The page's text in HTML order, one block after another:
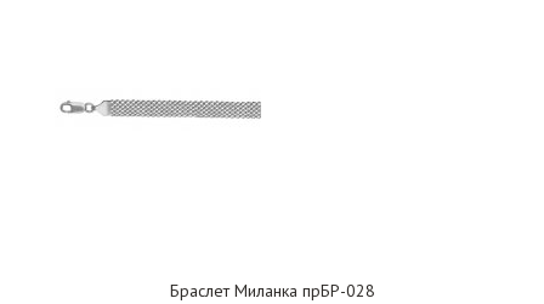
Браслет Миланка прБР-028